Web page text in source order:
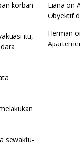
korban
itu,
sewaktu-
Liana on
Obyektif
Herman